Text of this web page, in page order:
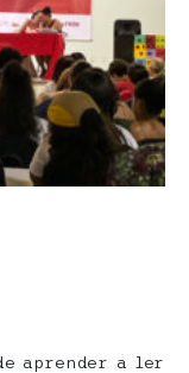
aprender a ler